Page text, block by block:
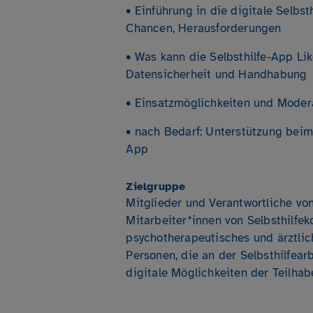
• Einführung in die digitale
Chancen, Herausforderungen
• Was kann die Selbsthilfe-App
Datensicherheit und Handhabung
• Einsatzmöglichkeiten und
• nach Bedarf: Unterstützung
App
Zielgruppe
Mitglieder und Verantwortliche
Mitarbeiter*innen von
psychotherapeutisches und
Personen, die an der
digitale Möglichkeiten der